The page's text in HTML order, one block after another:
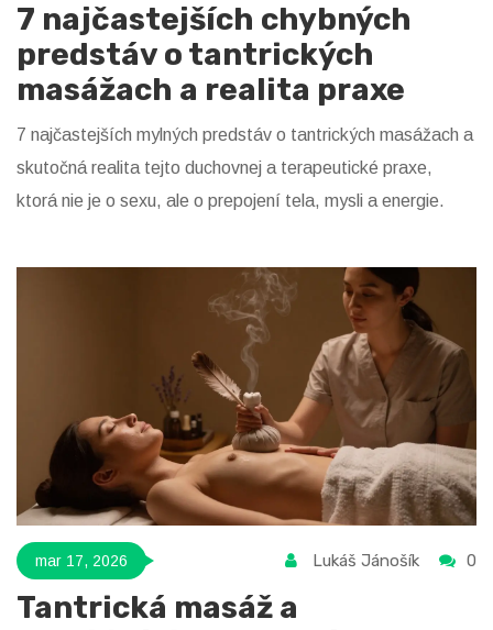
7 najčastejších chybných
predstáv o tantrických
masážach a realita praxe
7 najčastejších mylných predstáv o tantrických masážach a
skutočná realita tejto duchovnej a terapeutické praxe,
ktorá nie je o sexu, ale o prepojení tela, mysli a energie.
mar 17, 2026 Lukáš Jánošík 0
Tantrická masáž a